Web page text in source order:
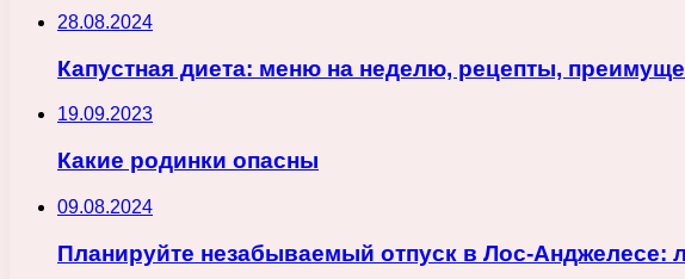
28.08.2024
Капустная диета: меню на неделю, рецепты,
19.09.2023
Какие родинки опасны
09.08.2024
Планируйте незабываемый отпуск в Лос-Анджелесе: